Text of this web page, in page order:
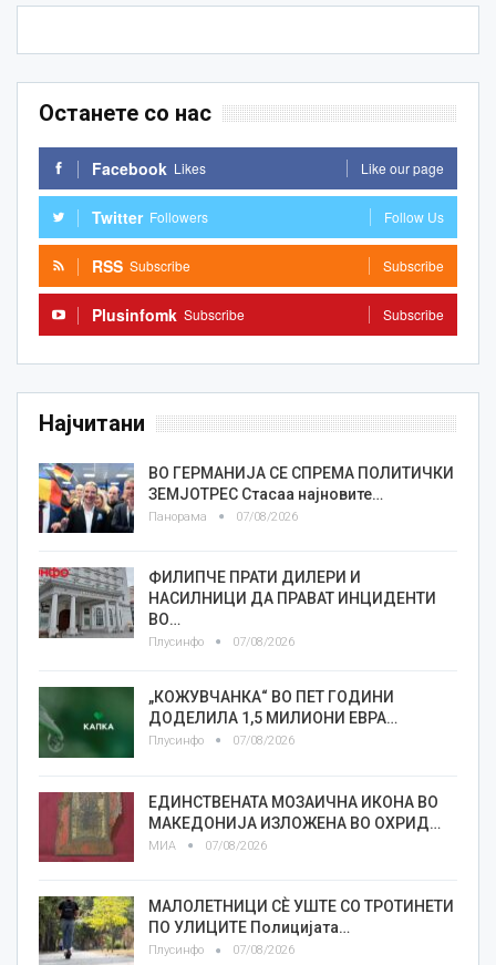
Останете со нас
Facebook Likes Like our page
Twitter Followers Follow Us
RSS Subscribe Subscribe
Plusinfomk Subscribe Subscribe
Најчитани
ВО ГЕРМАНИЈА СЕ СПРЕМА ПОЛИТИЧКИ
ЗЕМЈОТРЕС Стасаа најновите…
Панорама 07/08/2026
ФИЛИПЧЕ ПРАТИ ДИЛЕРИ И
НАСИЛНИЦИ ДА ПРАВАТ ИНЦИДЕНТИ
ВО…
Плусинфо 07/08/2026
„КОЖУВЧАНКА“ ВО ПЕТ ГОДИНИ
ДОДЕЛИЛА 1,5 МИЛИОНИ ЕВРА…
Плусинфо 07/08/2026
ЕДИНСТВЕНАТА МОЗАИЧНА ИКОНА ВО
МАКЕДОНИЈА ИЗЛОЖЕНА ВО ОХРИД…
МИА 07/08/2026
МАЛОЛЕТНИЦИ СÈ УШТЕ СО ТРОТИНЕТИ
ПО УЛИЦИТЕ Полицијата…
Плусинфо 07/08/2026